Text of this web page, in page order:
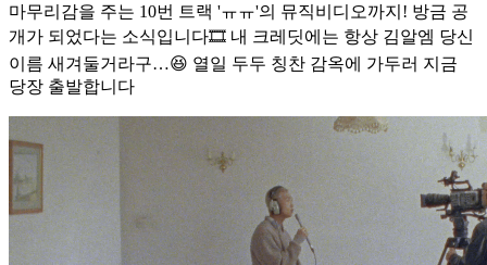
마무리감을 주는 10번 트랙 'ㅠㅠ'의 뮤직비디오까지! 방금 공
개가 되었다는 소식입니다🎞 내 크레딧에는 항상 김알엠 당신
이름 새겨둘거라구…😆 열일 두두 칭찬 감옥에 가두러 지금
당장 출발합니다